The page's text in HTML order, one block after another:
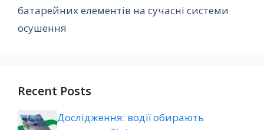
батарейних елементів на сучасні системи
осушення
Recent Posts
Дослідження: водії обирають